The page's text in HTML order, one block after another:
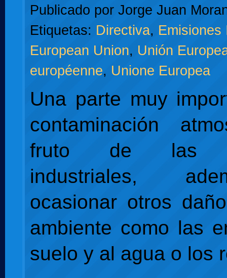
Publicado por Jorge Juan
Etiquetas: Directiva, Emisiones
European Union, Unión
européenne, Unione Europea
Una parte muy
contaminación
fruto de las
industriales,
ocasionar otros
ambiente como las
suelo y al agua o los